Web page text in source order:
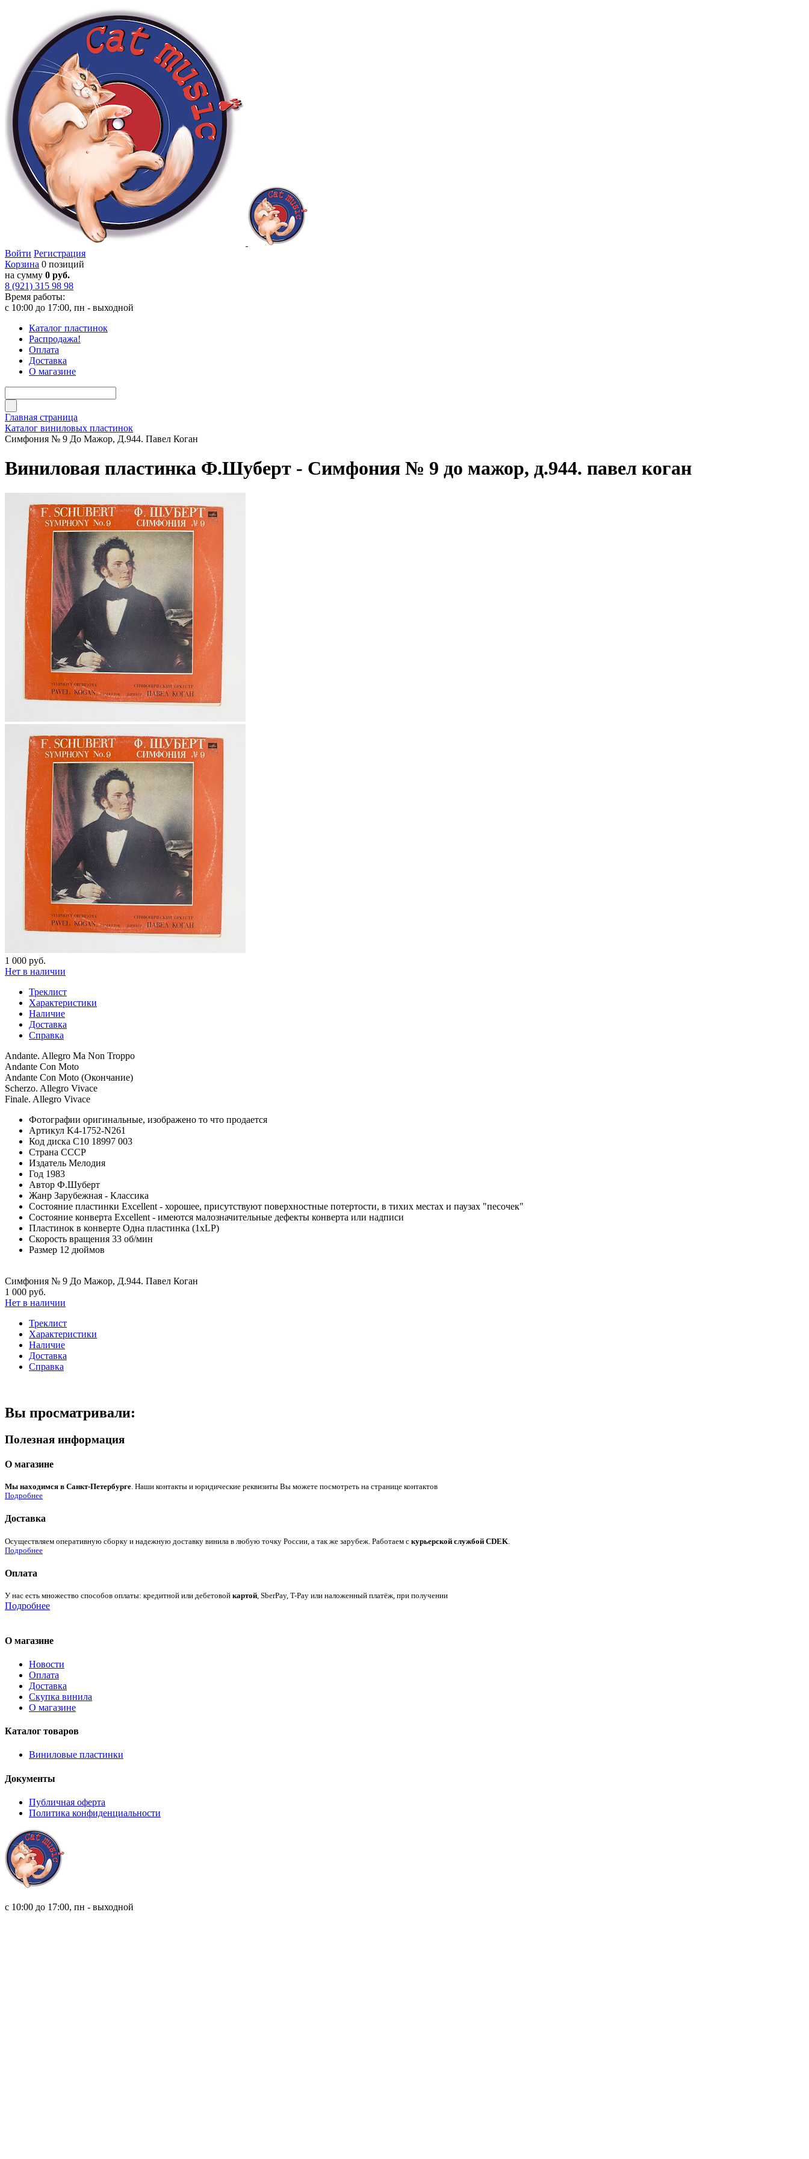
Войти Регистрация
Корзина 0 позиций
на сумму 0 руб.
8 (921) 315 98 98
Время работы:
с 10:00 до 17:00, пн - выходной
Каталог пластинок
Распродажа!
Оплата
Доставка
О магазине
Главная страница
Каталог виниловых пластинок
Симфония № 9 До Мажор, Д.944. Павел Коган
Виниловая пластинка Ф.Шуберт - Симфония № 9 до мажор, д.944. павел коган
1 000 руб.
Нет в наличии
Треклист
Характеристики
Наличие
Доставка
Справка
Andante. Allegro Ma Non Troppo
Andante Con Moto
Andante Con Moto (Окончание)
Scherzo. Allegro Vivace
Finale. Allegro Vivace
Фотографии оригинальные, изображено то что продается
Артикул K4-1752-N261
Код диска С10 18997 003
Страна СССР
Издатель Мелодия
Год 1983
Автор Ф.Шуберт
Жанр Зарубежная - Классика
Состояние пластинки Excellent - хорошее, присутствуют поверхностные потертости, в тихих местах и паузах "песочек"
Состояние конверта Excellent - имеются малозначительные дефекты конверта или надписи
Пластинок в конверте Одна пластинка (1xLP)
Скорость вращения 33 об/мин
Размер 12 дюймов
Симфония № 9 До Мажор, Д.944. Павел Коган
1 000 руб.
Нет в наличии
Треклист
Характеристики
Наличие
Доставка
Справка
Вы просматривали:
Полезная информация
О магазине
Мы находимся в Санкт-Петербурге. Наши контакты и юридические реквизиты Вы можете посмотреть на странице контактов
Подробнее
Доставка
Осуществляем оперативную сборку и надежную доставку винила в любую точку России, а так же зарубеж. Работаем с курьерской службой CDEK
Подробнее
Оплата
У нас есть множество способов оплаты: кредитной или дебетовой картой, SberPay, T-Pay или наложенный платёж, при получении
Подробнее
О магазине
Новости
Оплата
Доставка
Скупка винила
О магазине
Каталог товаров
Виниловые пластинки
Документы
Публичная оферта
Политика конфиденциальности
с 10:00 до 17:00, пн - выходной